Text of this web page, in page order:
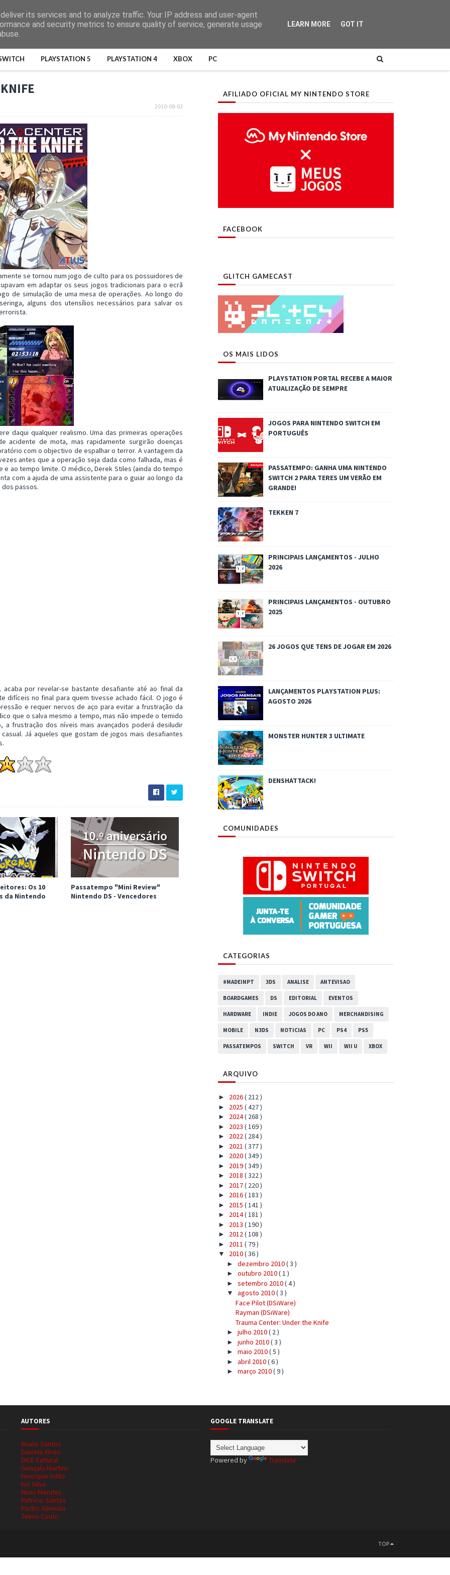
PLAYSTATION 5 PLAYSTATION 4 XBOX PC
2010-08-03
se tornou num jogo de culto para os possuidores de
em adaptar os seus jogos tradicionais para o ecrã
de simulação de uma mesa de operações. Ao longo do
alguns dos utensílios necessários para salvar os
daqui qualquer realismo. Uma das primeiras operações
de mota, mas rapidamente surgirão doenças
com o objectivo de espalhar o terror. A vantagem da
antes que a operação seja dada como falhada, mas é
ao tempo limite. O médico, Derek Stiles (ainda do tempo
com a ajuda de uma assistente para o guiar ao longo da
passos.
por revelar-se bastante desafiante até ao final da
difíceis no final para quem tivesse achado fácil. O jogo é
e requer nervos de aço para evitar a frustração da
que o salva mesmo a tempo, mas não impede o temido
a frustração dos níveis mais avançados poderá desiludir
Já aqueles que gostam de jogos mais desafiantes
Os 10
da Nintendo
Passatempo "Mini Review"
Nintendo DS - Vencedores
AFILIADO OFICIAL MY NINTENDO STORE
FACEBOOK
GLITCH GAMECAST
OS MAIS LIDOS
PLAYSTATION PORTAL RECEBE A MAIOR
ATUALIZAÇÃO DE SEMPRE
JOGOS PARA NINTENDO SWITCH EM
PORTUGUÊS
PASSATEMPO: GANHA UMA NINTENDO
SWITCH 2 PARA TERES UM VERÃO EM
GRANDE!
TEKKEN 7
PRINCIPAIS LANÇAMENTOS - JULHO
2026
PRINCIPAIS LANÇAMENTOS - OUTUBRO
2025
26 JOGOS QUE TENS DE JOGAR EM 2026
LANÇAMENTOS PLAYSTATION PLUS:
AGOSTO 2026
MONSTER HUNTER 3 ULTIMATE
DENSHATTACK!
COMUNIDADES
CATEGORIAS
#MADEINPT 3DS ANALISE ANTEVISAO
BOARDGAMES DS EDITORIAL EVENTOS
HARDWARE INDIE JOGOS DO ANO MERCHANDISING
MOBILE N3DS NOTICIAS PC PS4 PS5
PASSATEMPOS SWITCH VR WII WII U XBOX
ARQUIVO
► 2026( 212 )
► 2025 ( 427 )
► 2024( 268 )
► 2023 ( 169 )
► 2022( 284 )
► 2021 ( 377 )
► 2020( 349 )
► 2019( 349 )
► 2018 ( 322 )
► 2017( 220 )
► 2016( 183 )
► 2015 ( 141 )
► 2014( 181 )
► 2013 ( 190 )
► 2012( 108 )
► 2011 ( 79 )
▼ 2010( 36 )
► dezembro 2010( 3 )
► outubro 2010( 1 )
► setembro 2010( 4 )
▼ agosto 2010( 3 )
Face Pilot (DSiWare)
Rayman (DSiWare)
Trauma Center: Under the Knife
► julho 2010( 2 )
► junho 2010( 3 )
► maio 2010( 5 )
► abril 2010( 6 )
► março 2010( 9 )
AUTORES
Bruno Santos
Daniela Alves
DICE Cultural
Gonçalo Martins
Henrique Adão
Ivo Silva
Nuno Mendes
Patrício Santos
Pedro Almeida
Telmo Couto
GOOGLE TRANSLATE
Powered by Translate
TOP
its services and to analyze traffic. Your IP address and user-agent
and security metrics to ensure quality of service, generate usage
LEARN MORE GOT IT